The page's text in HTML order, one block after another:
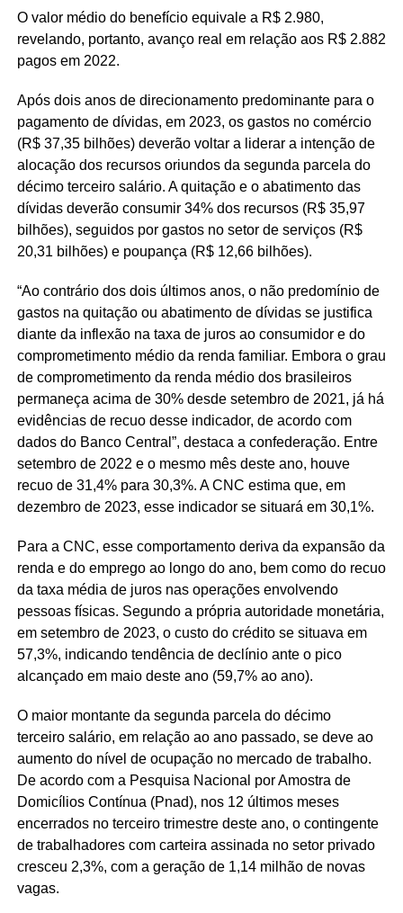
O valor médio do benefício equivale a R$ 2.980,
revelando, portanto, avanço real em relação aos R$ 2.882
pagos em 2022.
Após dois anos de direcionamento predominante para o
pagamento de dívidas, em 2023, os gastos no comércio
(R$ 37,35 bilhões) deverão voltar a liderar a intenção de
alocação dos recursos oriundos da segunda parcela do
décimo terceiro salário. A quitação e o abatimento das
dívidas deverão consumir 34% dos recursos (R$ 35,97
bilhões), seguidos por gastos no setor de serviços (R$
20,31 bilhões) e poupança (R$ 12,66 bilhões).
“Ao contrário dos dois últimos anos, o não predomínio de
gastos na quitação ou abatimento de dívidas se justifica
diante da inflexão na taxa de juros ao consumidor e do
comprometimento médio da renda familiar. Embora o grau
de comprometimento da renda médio dos brasileiros
permaneça acima de 30% desde setembro de 2021, já há
evidências de recuo desse indicador, de acordo com
dados do Banco Central”, destaca a confederação. Entre
setembro de 2022 e o mesmo mês deste ano, houve
recuo de 31,4% para 30,3%. A CNC estima que, em
dezembro de 2023, esse indicador se situará em 30,1%.
Para a CNC, esse comportamento deriva da expansão da
renda e do emprego ao longo do ano, bem como do recuo
da taxa média de juros nas operações envolvendo
pessoas físicas. Segundo a própria autoridade monetária,
em setembro de 2023, o custo do crédito se situava em
57,3%, indicando tendência de declínio ante o pico
alcançado em maio deste ano (59,7% ao ano).
O maior montante da segunda parcela do décimo
terceiro salário, em relação ao ano passado, se deve ao
aumento do nível de ocupação no mercado de trabalho.
De acordo com a Pesquisa Nacional por Amostra de
Domicílios Contínua (Pnad), nos 12 últimos meses
encerrados no terceiro trimestre deste ano, o contingente
de trabalhadores com carteira assinada no setor privado
cresceu 2,3%, com a geração de 1,14 milhão de novas
vagas.